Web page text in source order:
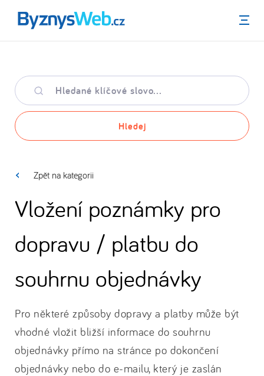
Menu
Hledané
klíčové
slovo
Hledej
Zpět na kategorii
Vložení poznámky pro
dopravu / platbu do
souhrnu objednávky
Pro některé způsoby dopravy a platby může být
vhodné vložit bližší informace do souhrnu
objednávky přímo na stránce po dokončení
objednávky nebo do e-mailu, který je zaslán